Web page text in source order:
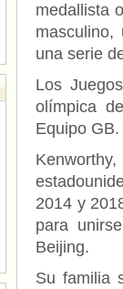
medallista
una serie
Los
olímpica
Equipo GB.
2014 y
para
Beijing.
Su familia